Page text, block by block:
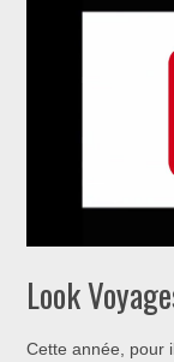
Look
Cette année, pour